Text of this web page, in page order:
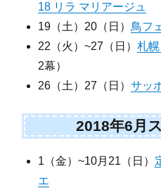
18 リラ マリアージュ
19（土）20（日） 鳥フ
22（火）~27（日）札
2幕）
26（土）27（日）サッ
2018年6月
1（金）~10月21（日）
エ